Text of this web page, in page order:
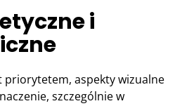
i
priorytetem, aspekty wizualne
szczególnie w